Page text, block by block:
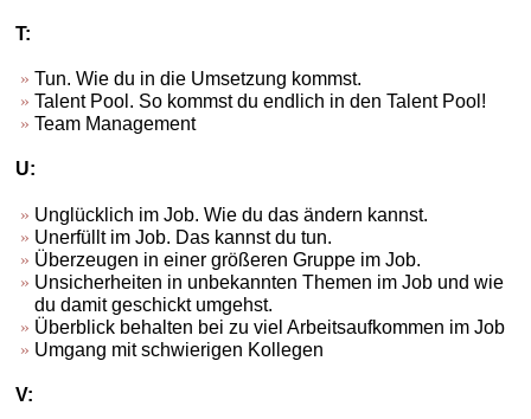
T:
Tun. Wie du in die Umsetzung kommst.
Talent Pool. So kommst du endlich in den Talent Pool!
Team Management
U:
Unglücklich im Job. Wie du das ändern kannst.
Unerfüllt im Job. Das kannst du tun.
Überzeugen in einer größeren Gruppe im Job.
Unsicherheiten in unbekannten Themen im Job und wie
du damit geschickt umgehst.
Überblick behalten bei zu viel Arbeitsaufkommen im Job
Umgang mit schwierigen Kollegen
V: